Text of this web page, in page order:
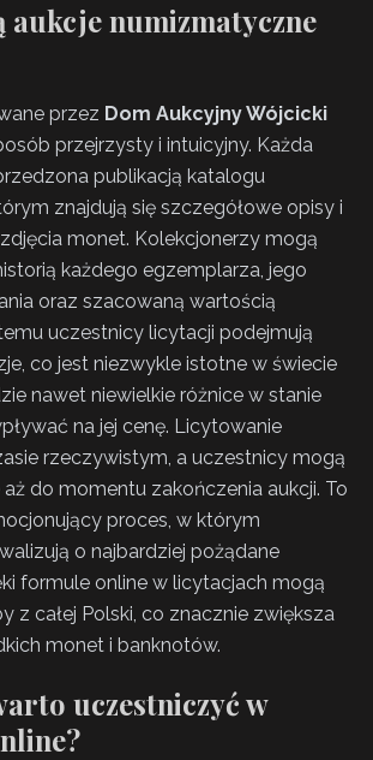
aukcje numizmatyczne
przez Dom Aukcyjny Wójcicki
przejrzysty i intuicyjny. Każda
publikacją katalogu
znajdują się szczegółowe opisy i
monet. Kolekcjonerzy mogą
każdego egzemplarza, jego
oraz szacowaną wartością
uczestnicy licytacji podejmują
co jest niezwykle istotne w świecie
nawet niewielkie różnice w stanie
na jej cenę. Licytowanie
rzeczywistym, a uczestnicy mogą
do momentu zakończenia aukcji. To
proces, w którym
o najbardziej pożądane
formule online w licytacjach mogą
z całej Polski, co znacznie zwiększa
monet i banknotów.
uczestniczyć w